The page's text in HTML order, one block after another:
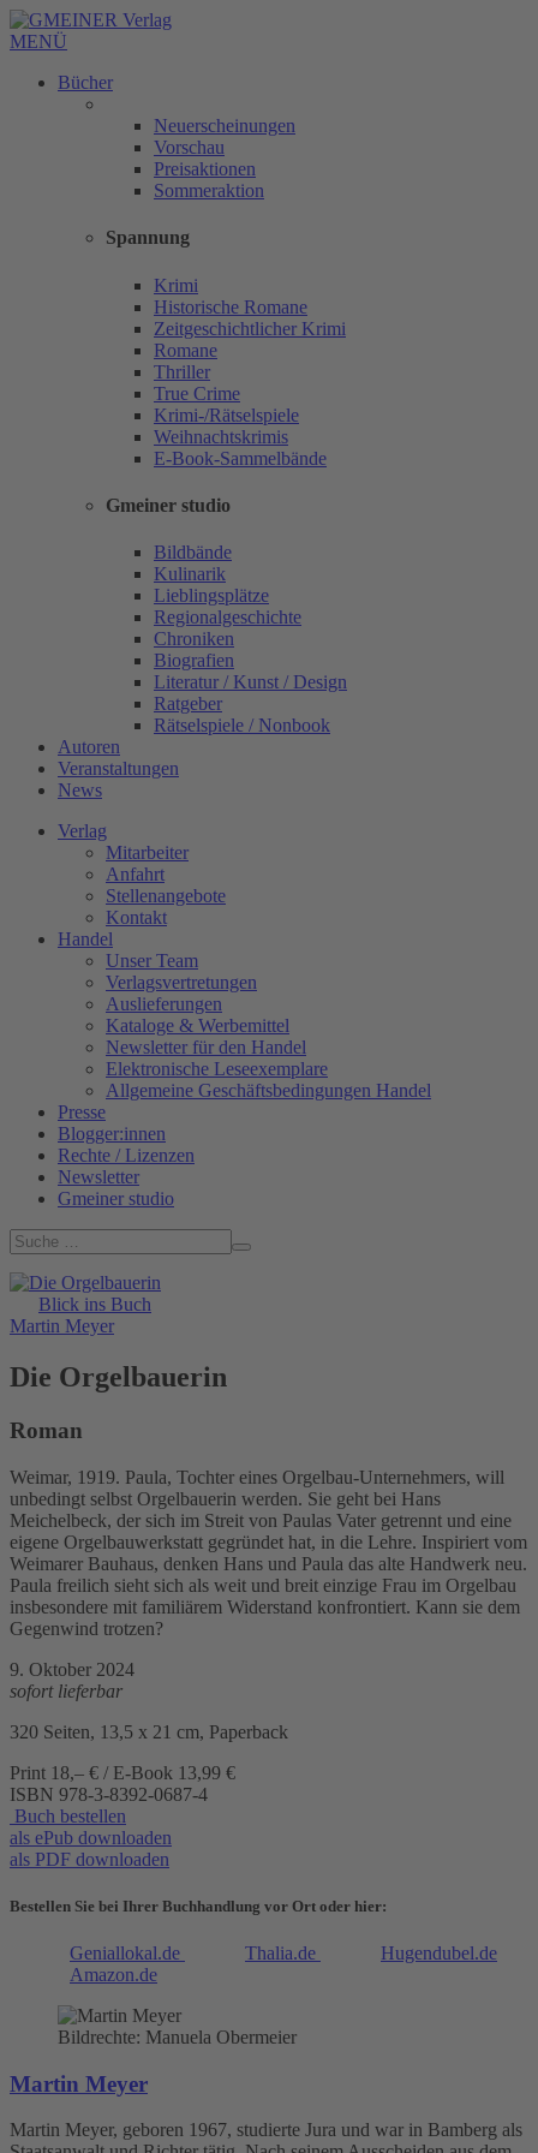
MENÜ
Bücher
Neuerscheinungen
Vorschau
Preisaktionen
Sommeraktion
Spannung
Krimi
Historische Romane
Zeitgeschichtlicher Krimi
Romane
Thriller
True Crime
Krimi-/Rätselspiele
Weihnachtskrimis
E-Book-Sammelbände
Gmeiner studio
Bildbände
Kulinarik
Lieblingsplätze
Regionalgeschichte
Chroniken
Biografien
Literatur / Kunst / Design
Ratgeber
Rätselspiele / Nonbook
Autoren
Veranstaltungen
News
Verlag
Mitarbeiter
Anfahrt
Stellenangebote
Kontakt
Handel
Unser Team
Verlagsvertretungen
Auslieferungen
Kataloge & Werbemittel
Newsletter für den Handel
Elektronische Leseexemplare
Allgemeine Geschäftsbedingungen Handel
Presse
Blogger:innen
Rechte / Lizenzen
Newsletter
Gmeiner studio
Blick ins Buch
Martin Meyer
Die Orgelbauerin
Roman
Weimar, 1919. Paula, Tochter eines Orgelbau-Unternehmers, will
unbedingt selbst Orgelbauerin werden. Sie geht bei Hans
Meichelbeck, der sich im Streit von Paulas Vater getrennt und eine
eigene Orgelbauwerkstatt gegründet hat, in die Lehre. Inspiriert vom
Weimarer Bauhaus, denken Hans und Paula das alte Handwerk neu.
Paula freilich sieht sich als weit und breit einzige Frau im Orgelbau
insbesondere mit familiärem Widerstand konfrontiert. Kann sie dem
Gegenwind trotzen?
9. Oktober 2024
sofort lieferbar
320 Seiten, 13,5 x 21 cm, Paperback
Print 18,– € / E-Book 13,99 €
ISBN 978-3-8392-0687-4
Buch bestellen
als ePub downloaden
als PDF downloaden
Bestellen Sie bei Ihrer Buchhandlung vor Ort oder hier:
Geniallokal.de Thalia.de
Hugendubel.de
Amazon.de
Bildrechte: Manuela Obermeier
Martin Meyer
Martin Meyer, geboren 1967, studierte Jura und war in Bamberg als